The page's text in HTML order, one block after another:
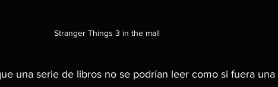
Stranger Things 3 in the mall
una serie de libros no se podrían leer como si fuera una